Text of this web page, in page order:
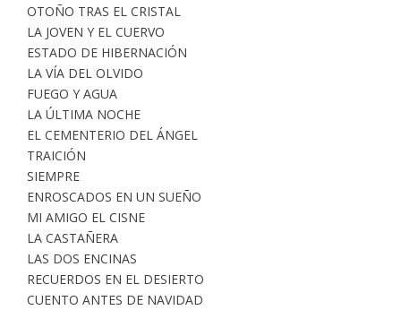
OTOÑO TRAS EL CRISTAL
LA JOVEN Y EL CUERVO
ESTADO DE HIBERNACIÓN
LA VÍA DEL OLVIDO
FUEGO Y AGUA
LA ÚLTIMA NOCHE
EL CEMENTERIO DEL ÁNGEL
TRAICIÓN
SIEMPRE
ENROSCADOS EN UN SUEÑO
MI AMIGO EL CISNE
LA CASTAÑERA
LAS DOS ENCINAS
RECUERDOS EN EL DESIERTO
CUENTO ANTES DE NAVIDAD